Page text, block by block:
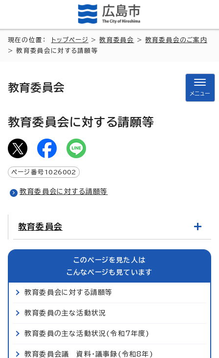
現在の位置： トップページ >教育委員会 >教育委員会のご案内
> 教育委員会に対する請願等
教育委員会
メニュー
教育委員会に対する請願等
ページ番号 1026002
教育委員会に対する請願等
教育委員会
このページを見た人は
こんなページも見ています
教育委員会に対する請願等
教育委員の主な活動状況
教育委員の主な活動状況(令和7年度)
教育委員会議 資料・議事録(令和8年)